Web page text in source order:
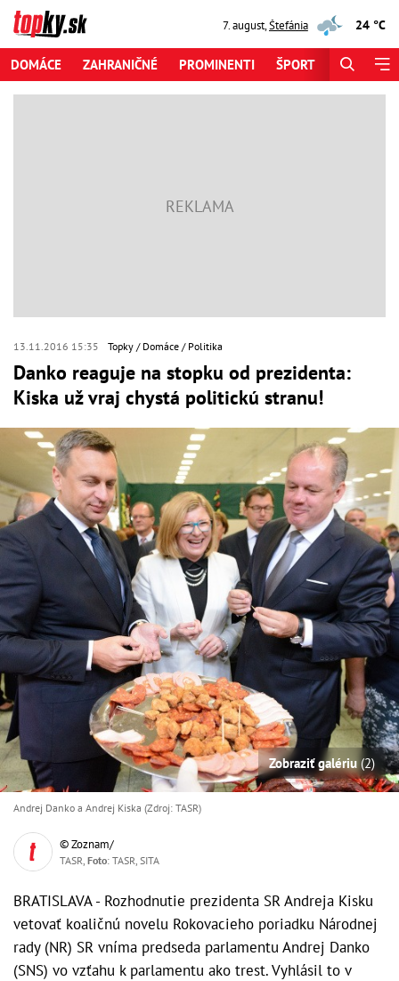
7. august,Štefánia 24 °C
DOMÁCE ZAHRANIČNÉ PROMINENTI ŠPORT
13.11.2016 15:35 Topky Domáce Politika
Danko reaguje na stopku od prezidenta:
Kiska už vraj chystá politickú stranu!
Zobraziť galériu (2)
Andrej Danko a Andrej Kiska (Zdroj: TASR)
© Zoznam/
TASR, Foto: TASR, SITA
BRATISLAVA - Rozhodnutie prezidenta SR Andreja Kisku
vetovať koaličnú novelu Rokovacieho poriadku Národnej
rady (NR) SR vníma predseda parlamentu Andrej Danko
(SNS) vo vzťahu k parlamentu ako trest. Vyhlásil to v